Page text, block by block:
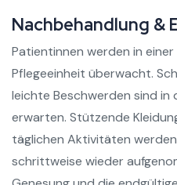
Nachbehandlung &
Patientinnen werden in
Pflegeeinheit überwacht.
leichte Beschwerden sind in
erwarten. Stützende
täglichen Aktivitäten
schrittweise wieder